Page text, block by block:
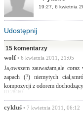
19:27, 6 kwietnia
Udostępnij
15 komentarzy
wolf• 6 kwietnia 2011, 21:05
Ja,owszem zauważam,ale
zapach (?) niemytych
kompozycji z odorem
ID:28460
cykluś • 7 kwietnia 2011, 06:12